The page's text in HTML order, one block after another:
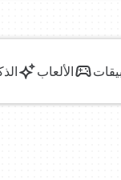
الألعاب